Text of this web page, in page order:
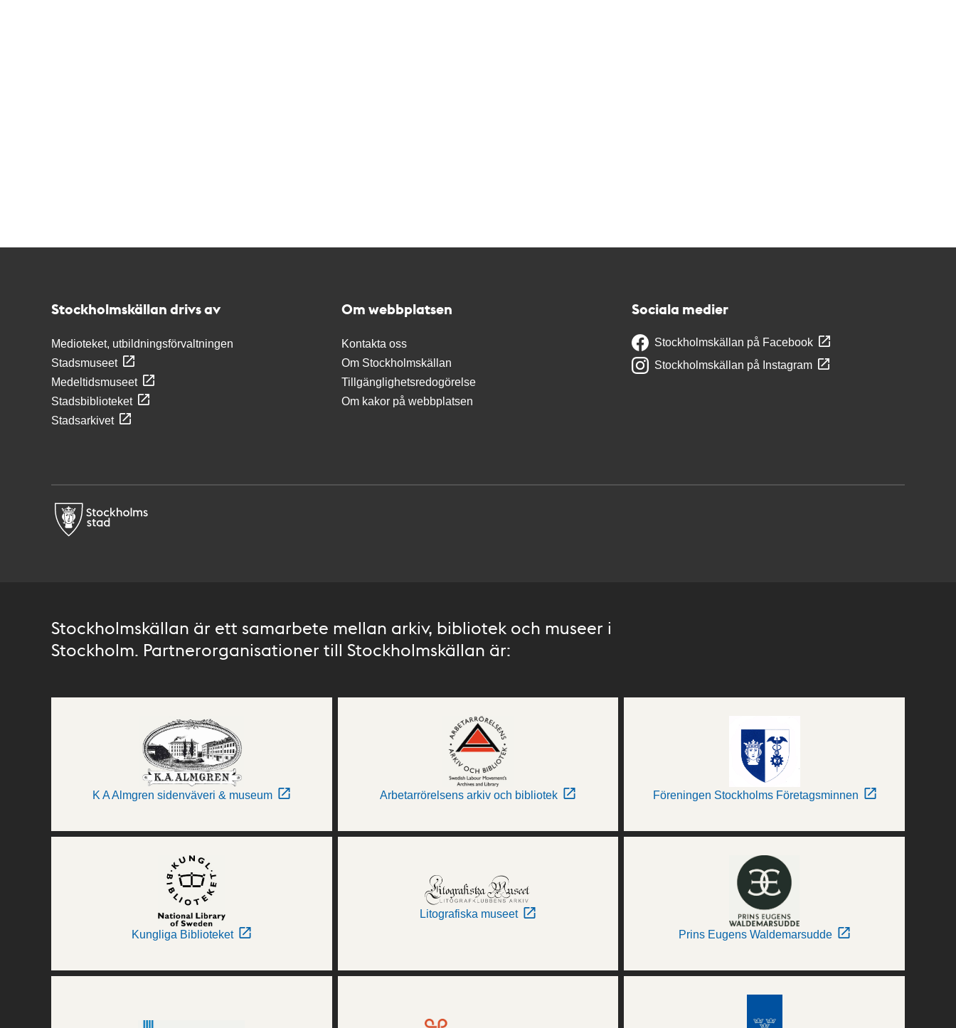
Stockholmskällan drivs av
Medioteket, utbildningsförvaltningen
Stadsmuseet
Medeltidsmuseet
Stadsbiblioteket
Stadsarkivet
Om webbplatsen
Kontakta oss
Om Stockholmskällan
Tillgänglighetsredogörelse
Om kakor på webbplatsen
Sociala medier
Stockholmskällan på Facebook
Stockholmskällan på Instagram
Stockholmskällan är ett samarbete mellan arkiv, bibliotek och museer i
Stockholm. Partnerorganisationer till Stockholmskällan är:
K A Almgren sidenväveri & museum Arbetarrörelsens arkiv och bibliotek Föreningen Stockholms Företagsminnen
Kungliga Biblioteket
Litografiska museet
Prins Eugens Waldemarsudde